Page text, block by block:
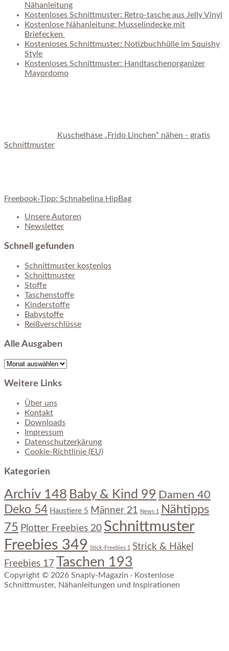
Nähanleitung
Kostenloses Schnittmuster: Retro-tasche aus Jelly Vinyl
Kostenlose Nähanleitung: Musselindecke mit
Briefecken
Kostenloses Schnittmuster: Notizbuchhülle im Squishy
Style
Kostenloses Schnittmuster: Handtaschenorganizer
Mayordomo
Kuschelhase „Frido Linchen“ nähen - gratis
Schnittmuster
Freebook-Tipp: Schnabelina HipBag
Unsere Autoren
Newsletter
Schnell gefunden
Schnittmuster kostenlos
Schnittmuster
Stoffe
Taschenstoffe
Kinderstoffe
Babystoffe
Reißverschlüsse
Alle Ausgaben
Alle
Weitere Links
Über uns
Kontakt
Downloads
Impressum
Datenschutzerkärung
Cookie-Richtlinie (EU)
Kategorien
Archiv 148 Baby & Kind 99 Damen 40
Deko 54 Haustiere 5 Männer 21 News 1
Nähtipps
75 Plotter Freebies 20 Schnittmuster
Freebies 349 Stick-Freebies 1
Strick & Häkel
Freebies 17 Taschen 193
Copyright © 2026 Snaply-Magazin · Kostenlose
Schnittmuster, Nähanleitungen und Inspirationen